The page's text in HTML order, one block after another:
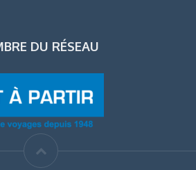
DU RÉSEAU